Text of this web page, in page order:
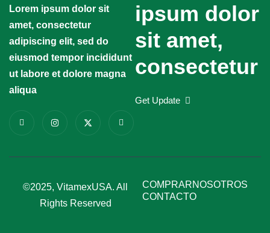
Lorem ipsum dolor sit
amet, consectetur
adipiscing elit, sed do
eiusmod tempor incididunt
ut labore et dolore magna
aliqua
ipsum dolor
sit amet,
consectetur
Get Update
©2025, VitamexUSA. All
Rights Reserved
COMPRARNOSOTROS
CONTACTO